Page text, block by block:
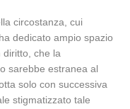
circostanza, cui
dedicato ampio spazio
diritto, che la
sarebbe estranea al
solo con successiva
stigmatizzato tale